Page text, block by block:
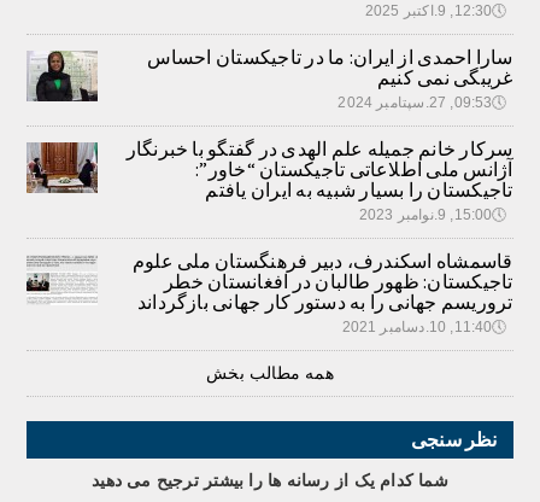
🕔12:30, 9.اکتبر 2025
سارا احمدی از ایران: ما در تاجیکستان احساس
غریبگی نمی کنیم
🕔09:53, 27.سپتامبر 2024
سرکار خانم جمیله علم الهدی در گفتگو با خبرنگار
آژانس ملی اطلاعاتی تاجیکستان “خاور”:
تاجیکستان را بسیار شبیه به ایران یافتم
🕔15:00, 9.نوامبر 2023
قاسمشاه اسکندرف، دبیر فرهنگستان ملی علوم
تاجیکستان: ظهور طالبان در افغانستان خطر
تروریسم جهانی را به دستور کار جهانی بازگرداند
🕔11:40, 10.دسامبر 2021
همه مطالب بخش
نظر سنجی
شما کدام يک از رسانه ها را بيشتر ترجيح می دهيد